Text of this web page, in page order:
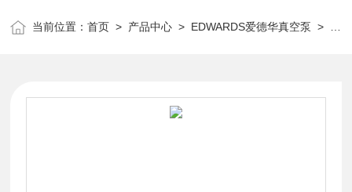
当前位置：首页 > 产品中心 > EDWARDS爱德华真空泵 >